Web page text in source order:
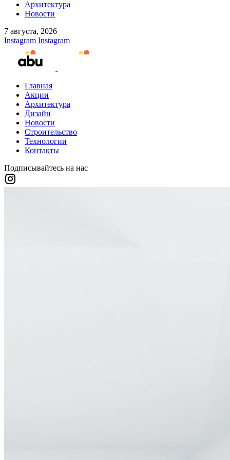
Архитектура
Новости
7 августа, 2026
Instagram Instagram
Главная
Акции
Архитектура
Дизайн
Новости
Строительство
Технологии
Контакты
Подписывайтесь на нас